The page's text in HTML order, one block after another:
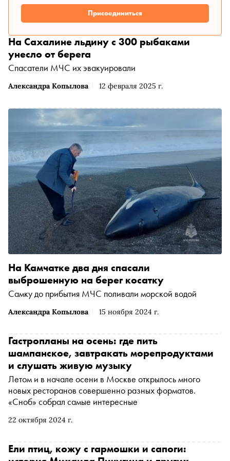
Присоединиться
Александра Копылова 12 февраля 2025 г.
На Сахалине льдину с 300 рыбаками
унесло от берега
Спасатели МЧС их эвакуировали
Александра Копылова 15 ноября 2024 г.
На Камчатке два дня спасали
выброшенную на берег косатку
Самку до прибытия МЧС поливали морской водой
22 октября 2024 г.
Гастропланы на осень: где пить
шампанское, завтракать морепродуктами
и слушать живую музыку
Летом и в начале осени в Москве открылось много
новых ресторанов совершенно разных форматов.
«Сноб» собрал самые интересные
Ели птиц, кожу с гармошки и сапоги: